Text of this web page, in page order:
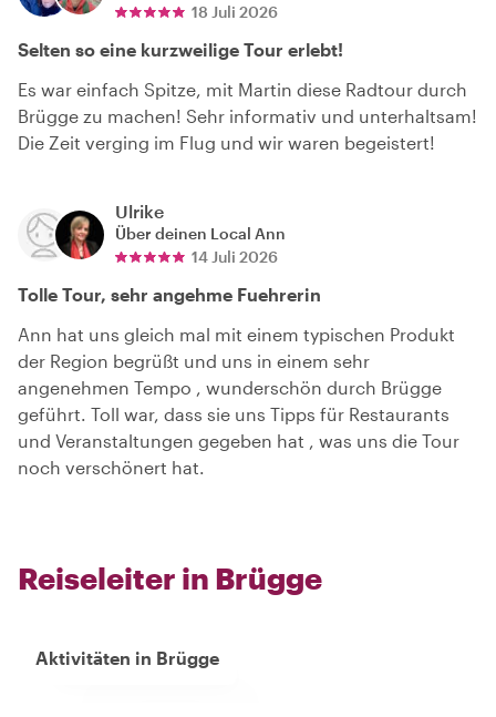
18 Juli 2026
Selten so eine kurzweilige Tour erlebt!
Es war einfach Spitze, mit Martin diese Radtour durch
Brügge zu machen! Sehr informativ und unterhaltsam!
Die Zeit verging im Flug und wir waren begeistert!
Ulrike
Über deinen Local Ann
14 Juli 2026
Tolle Tour, sehr angehme Fuehrerin
Ann hat uns gleich mal mit einem typischen Produkt
der Region begrüßt und uns in einem sehr
angenehmen Tempo , wunderschön durch Brügge
geführt. Toll war, dass sie uns Tipps für Restaurants
und Veranstaltungen gegeben hat , was uns die Tour
noch verschönert hat.
Reiseleiter in Brügge
Aktivitäten in Brügge